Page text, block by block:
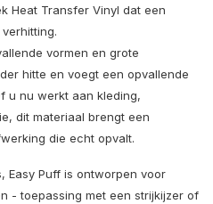
Heat Transfer Vinyl dat een
vormen en grote
hitte en voegt een opvallende
u nu werkt aan kleding,
dit materiaal brengt een
die echt opvalt.
Easy Puff is ontworpen voor
- toepassing met een strijkijzer of